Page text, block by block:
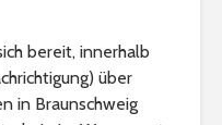
bereit, innerhalb
über
in Braunschweig